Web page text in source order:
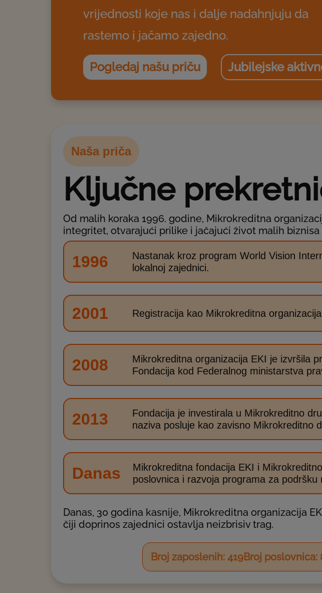
vrijednosti koje nas i dalje nadahnjuju da
rastemo i jačamo zajedno.
Pogledaj našu priču Jubilejske
Naša priča
Ključne
Od malih koraka 1996. godine, Mikrokreditna
integritet, otvarajući prilike i jačajući život malih
1996
Nastanak kroz program World Vision
lokalnoj zajednici.
2001 Registracija kao Mikrokreditna
2008
Mikrokreditna organizacija EKI je izvršila
Fondacija kod Federalnog ministarstva
2013
Fondacija je investirala u Mikrokreditno
naziva posluje kao zavisno Mikrokreditno
Danas
Mikrokreditna fondacija EKI i
poslovnica i razvoja programa za
Danas, 30 godina kasnije, Mikrokreditna organizacija
čiji doprinos zajednici ostavlja neizbrisiv trag.
Broj zaposlenih: 443Broj poslovnica: